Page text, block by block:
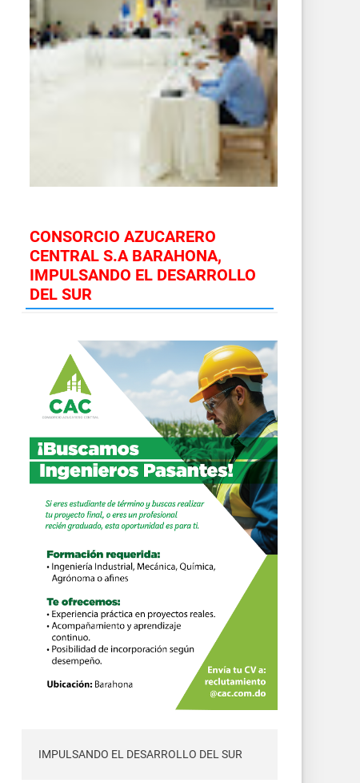
CONSORCIO AZUCARERO
CENTRAL S.A BARAHONA,
IMPULSANDO EL DESARROLLO
DEL SUR
IMPULSANDO EL DESARROLLO DEL SUR